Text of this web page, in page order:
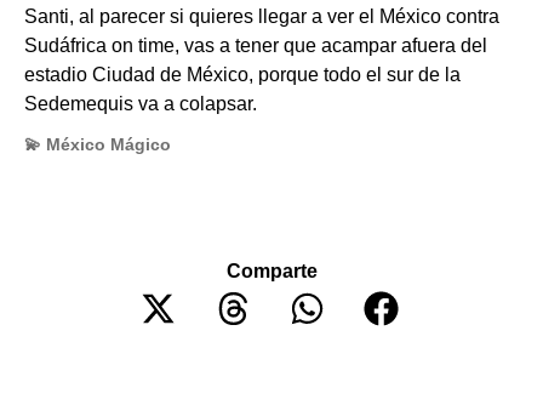
Santi, al parecer si quieres llegar a ver el México contra
Sudáfrica on time, vas a tener que acampar afuera del
estadio Ciudad de México, porque todo el sur de la
Sedemequis va a colapsar.
💫 México Mágico
Comparte